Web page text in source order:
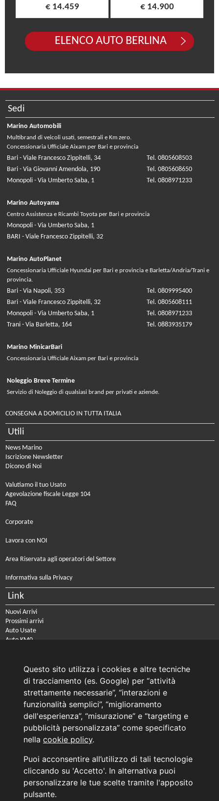
Questo sito utilizza i cookies e altre tecniche
di tracciamento (es. Google) per “attività
strettamente necessarie”, “interazioni e
funzionalità semplici”, “miglioramento
dell'esperienza”, “misurazione” e “targeting e
pubblicità personalizzata” come specificato
nella cookie policy.
Puoi acconsentire all’utilizzo di tali tecnologie
cliccando su 'Accetto'. In alternativa puoi
personalizzare le tue scelte tramite l'apposito
pulsante.
€ 14.459 € 14.900
ELENCO AUTO BERLINA
Sedi
Marino Automobili
Multibrand di veicoli usati, semestrali e Km zero.
Concessionaria Ufficiale Aixam per Bari e provincia
Bari - Viale Francesco Zippitelli, 34
Tel. 0805608503
Bari - Via Giovanni Amendola, 190
Tel. 0805608650
Monopoli - Via Umberto Saba, 1
Tel. 0808971233
Marino Autoyama
Centro Assistenza e Ricambi Toyota per Bari e provincia
Monopoli - Via Umberto Saba, 1
BARI - Viale Francesco Zippitelli, 32
Marino AutoPlanet
Concessionaria Ufficiale Hyundai per Bari e provincia e Barletta/Andria/Trani e
provincia.
Bari - Via Napoli, 353
Tel. 0809995400
Bari - Viale Francesco Zippitelli, 32
Tel. 0805608111
Monopoli - Via Umberto Saba, 1
Tel. 0808971233
Trani - Via Barletta, 164
Tel. 0883935179
Marino MinicarBari
Concessionaria Ufficiale Aixam per Bari e provincia
Noleggio Breve Termine
Servizio di Noleggio di qualsiasi brand per privati e aziende.
CONSEGNA A DOMICILIO IN TUTTA ITALIA
Utili
News Marino
Iscrizione Newsletter
Dicono di Noi
Valutiamo il tuo Usato
Agevolazione fiscale Legge 104
FAQ
Corporate
Lavora con NOI
Area Riservata agli operatori del Settore
Informativa sulla Privacy
Link
Nuovi Arrivi
Prossimi arrivi
Auto Usate
Auto KM0
PRENOTA IL TUO INTERVENTO DI OFFICINA
PRENOTA LA REVISIONE DELLA TUA AUTO
Consulente Online Usato: 0805608980
Consulente Online Hyundai: 0805608985
AUTO PLANET BARI SRL | BARI, via Zippitelli 32-34 - CAP 70132 | P.I. 05126720720
Generata in 0,047 secondi | 216.73.217.78
INFORMATIVA AI SENSI DELL'ART. 79 DEL REG. IVASS n° 40/2018